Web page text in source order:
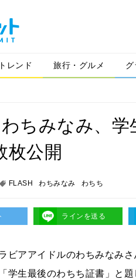
レンド 旅行・グルメ グ
ちみなみ、
枚公開
FLASH わちみなみ わちち
ラインを送る
ビアアイドルのわちみなみ
学生最後のわちち証書」と